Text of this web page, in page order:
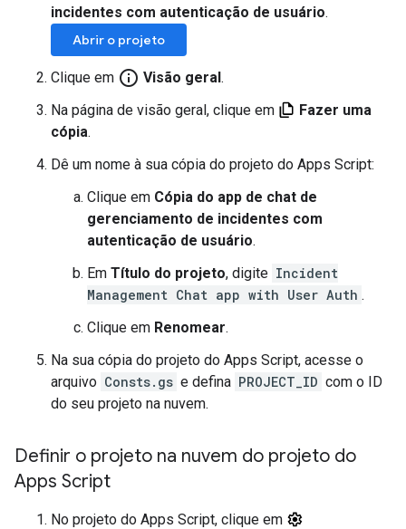
incidentes com autenticação de usuário.
Abrir o projeto
Clique em info_outline Visão geral.
Na página de visão geral, clique em
Fazer uma
cópia.
Dê um nome à sua cópia do projeto do Apps Script:
Clique em Cópia do app de chat de
gerenciamento de incidentes com
autenticação de usuário.
Em Título do projeto, digite Incident
Management Chat app with User Auth .
Clique em Renomear.
Na sua cópia do projeto do Apps Script, acesse o
arquivo Consts.gs e defina PROJECT_ID com o ID
do seu projeto na nuvem.
Definir o projeto na nuvem do projeto do
Apps Script
No projeto do Apps Script, clique em